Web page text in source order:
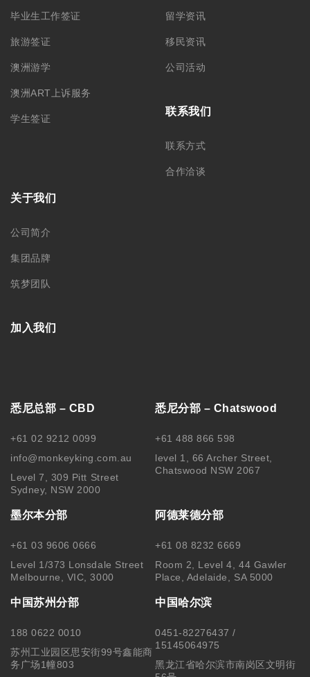
毕业生工作签证
旅游签证
澳洲游学
澳洲ART上诉服务
学生签证
留学资讯
移民资讯
公司活动
联系我们
联系方式
合作洽谈
关于我们
公司简介
集团品牌
筑梦团队
加入我们
悉尼总部 – CBD
+61 02 9212 0099
info@monkeyking.com.au
Level 7, 309 Pitt Street
Sydney, NSW 2000
悉尼分部 – Chatswood
+61 488 866 598
level 1, 66 Archer Street,
Chatswood NSW 2067
墨尔本分部
+61 03 9606 0666
Level 1/373 Lonsdale Street
Melbourne, VIC, 3000
阿德莱德分部
+61 08 8232 6669
Room 2, Level 4, 44 Gawler
Place, Adelaide, SA 5000
中国苏州分部
188 0622 0010
苏州工业园区思安街99号鑫能商
务广场1幢803
中国哈尔滨
0451-82276437 /
15145064975
黑龙江省哈尔滨市南岗区文明街